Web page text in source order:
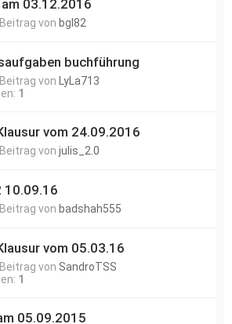
am 03.12.2016
von bgl82
buchführung
von
LyLa713
1
vom 24.09.2016
von julis_2.0
10.09.16
von badshah555
vom 05.03.16
von SandroTSS
1
05.09.2015